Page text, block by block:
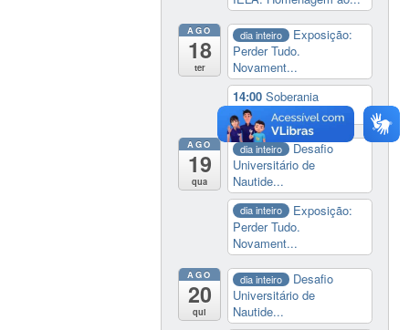
AGO
18
ter
dia inteiro
Exposição:
Perder Tudo.
Novament...
14:00Soberania
tecnológica e digital
AGO
19
qua
dia inteiro
Desafio
Universitário de
Nautide...
dia inteiro
Exposição:
Perder Tudo.
Novament...
AGO
20
qui
dia inteiro
Desafio
Universitário de
Nautide...